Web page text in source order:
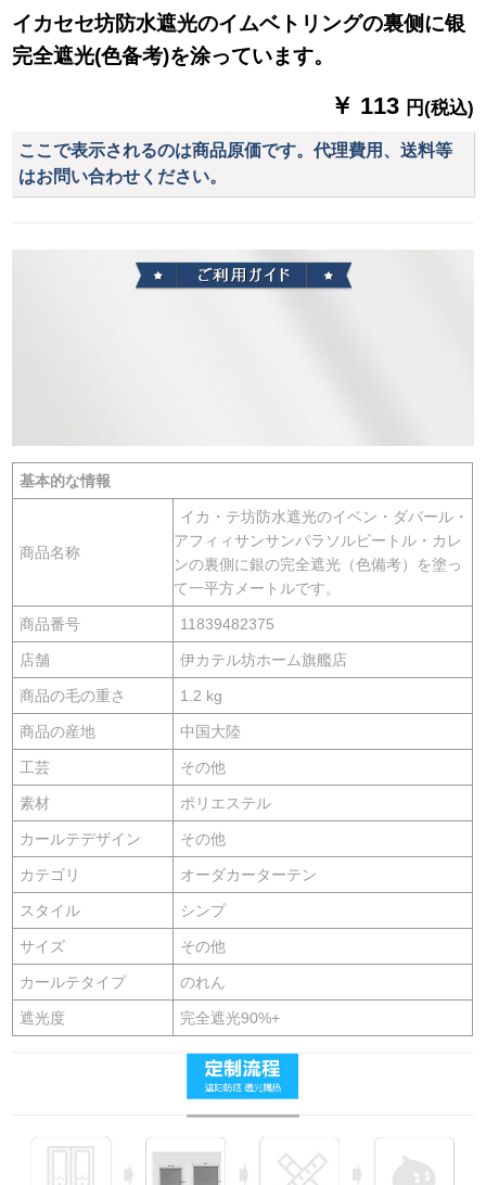
す。
ャップ1.6メトルで
す。
改】
イカセセ坊防水遮光のイムベトリングの裏侧に银
完全遮光(色备考)を涂っています。
￥ 113 円(税込)
ここで表示されるのは商品原価です。代理費用、送料等
はお問い合わせください。
基本的な情報
商品名称
イカ・テ坊防水遮光のイベン・ダバール・
アフィィサンサンパラソルビートル・カレ
ンの裏側に銀の完全遮光（色備考）を塗っ
て一平方メートルです。
商品番号 11839482375
店舗 伊カテル坊ホーム旗艦店
商品の毛の重さ 1.2 kg
商品の産地 中国大陸
工芸 その他
素材 ポリエステル
カールテデザイン その他
カテゴリ オーダカーターテン
スタイル シンプ
サイズ その他
カールテタイプ のれん
遮光度 完全遮光90%+